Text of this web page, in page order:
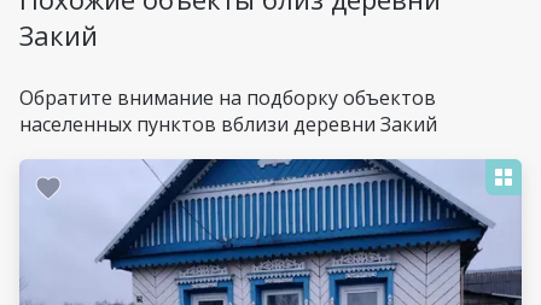
Закий
Обратите внимание на подборку объектов
населенных пунктов вблизи деревни Закий